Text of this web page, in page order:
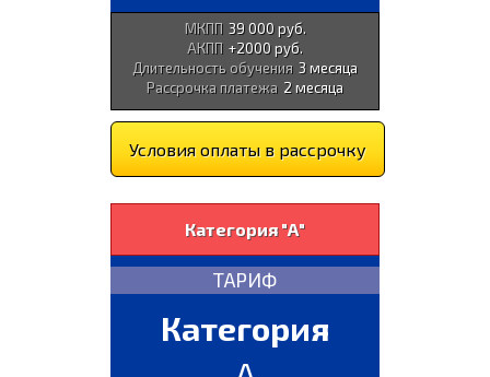
МКПП 39 000 руб.
АКПП +2000 руб.
Длительность обучения 3 месяца
Рассрочка платежа 2 месяца
Условия оплаты в рассрочку
Категория "А"
ТАРИФ
Категория